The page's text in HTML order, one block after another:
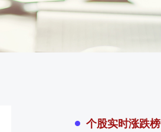
个股实时涨跌榜